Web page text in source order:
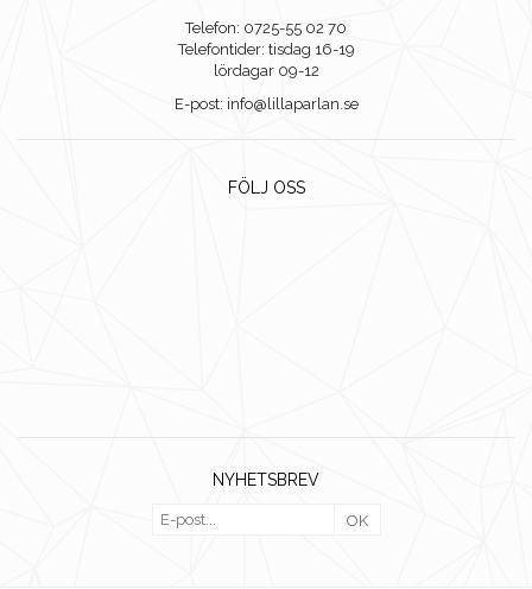
Telefon: 0725-55 02 70
Telefontider: tisdag 16-19
lördagar 09-12
E-post: info@lillaparlan.se
FÖLJ OSS
NYHETSBREV
OK